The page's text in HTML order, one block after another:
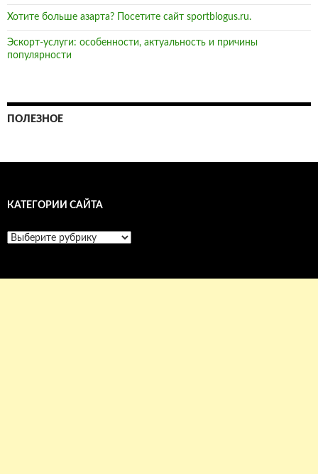
Хотите больше азарта? Посетите сайт sportblogus.ru.
Эскорт-услуги: особенности, актуальность и причины
популярности
ПОЛЕЗНОЕ
КАТЕГОРИИ САЙТА
Категории